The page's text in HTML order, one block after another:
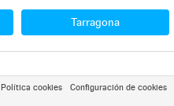
Tarragona
Política cookies Configuración de cookies